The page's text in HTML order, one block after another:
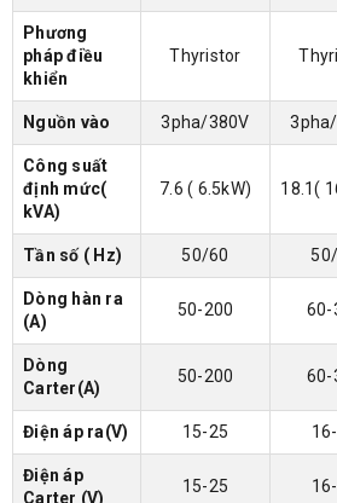
Phương
pháp điều
khiển
Thyristor
Nguồn vào 3pha/380V
Công suất
định mức(
kVA)
7.6 ( 6.5kW) 18.1(
Tần số ( Hz) 50/60
Dòng hàn ra
(A)
50-200 60-
Dòng
Carter(A)
50-200 60-
Điện áp ra(V) 15-25
Điện áp
Carter (V)
15-25